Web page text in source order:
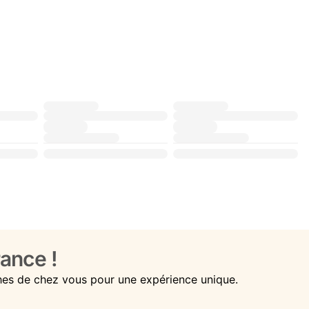
!
de chez vous pour une expérience unique.